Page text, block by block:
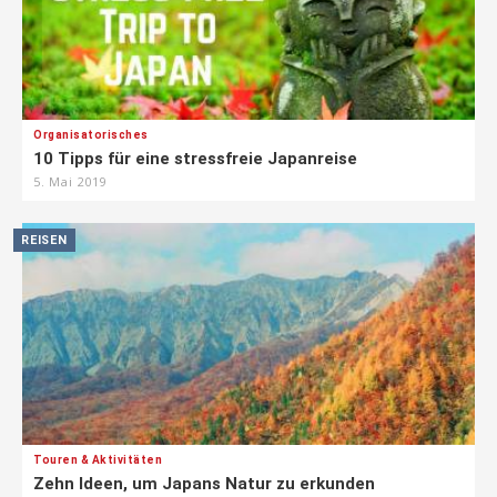
Organisatorisches
10 Tipps für eine stressfreie Japanreise
5. Mai 2019
REISEN
Touren & Aktivitäten
Zehn Ideen, um Japans Natur zu erkunden